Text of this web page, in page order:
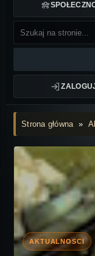
Strona główna»